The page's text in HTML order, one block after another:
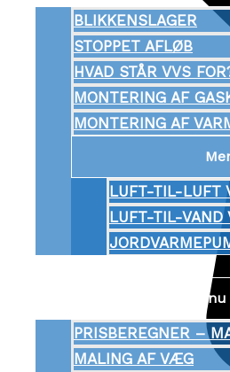
BLIKKENSLAGER
STOPPET AFLØB
HVAD STÅR VVS
MONTERING AF
MONTERING AF
LUFT-TIL-LUFT
LUFT-TIL-VAND
PRISBEREGNER –
MALING AF VÆG